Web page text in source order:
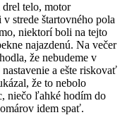
telo, motor
strede štartovného pola
niektorí boli na tejto
najazdenú. Na večer
že nebudeme v
a ešte riskovať
že to nebolo
niečo ľahké hodím do
idem spať.